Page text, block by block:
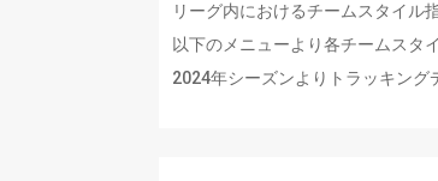
リーグ内におけるチームスタイル
以下のメニューより各チームスタ
2024年シーズンよりトラッキング